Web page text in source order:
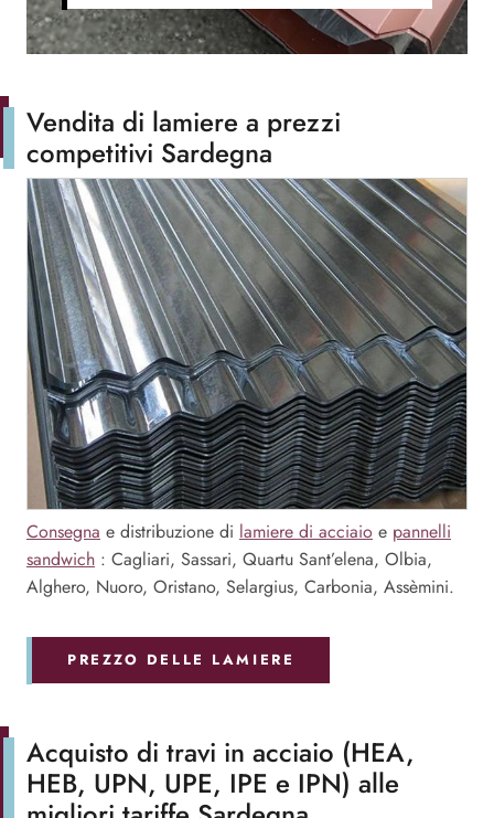
Vendita di lamiere a prezzi
competitivi Sardegna
Consegna e distribuzione di lamiere di acciaio e pannelli
sandwich : Cagliari, Sassari, Quartu Sant’elena, Olbia,
Alghero, Nuoro, Oristano, Selargius, Carbonia, Assèmini.
PREZZO DELLE LAMIERE
Acquisto di travi in acciaio (HEA,
HEB, UPN, UPE, IPE e IPN) alle